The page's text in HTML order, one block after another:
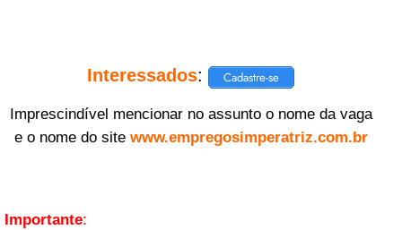
Interessados: Cadastre-se
Imprescindível mencionar no assunto o nome da vaga
e o nome do site www.empregosimperatriz.com.br
Importante: